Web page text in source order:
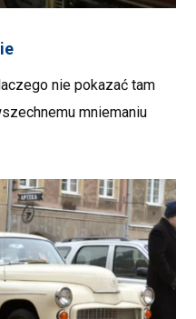
nie pokazać tam
mniemaniu